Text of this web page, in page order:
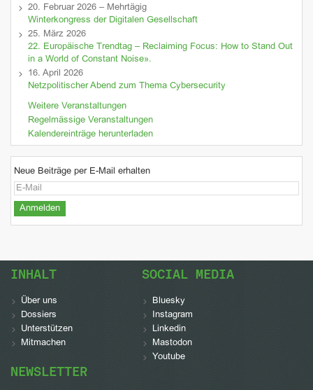
20. Februar 2026 – Mehrtägig
Winterkongress der Digitalen Gesellschaft
25. März 2026
22. Europäische Trendtag – Reclaiming Focus: How to Stand Out
in a World of Constant Noise».
16. April 2026
Netzpolitischer Abend zum Thema Cybersecurity
Weitere Veranstaltungen
Regelmässige Veranstaltungen
Kalendereinträge herunterladen
Neue Beiträge per E-Mail erhalten
INHALT
Über uns
Dossiers
Unterstützen
Mitmachen
SOCIAL MEDIA
Bluesky
Instagram
Linkedin
Mastodon
Youtube
NEWSLETTER